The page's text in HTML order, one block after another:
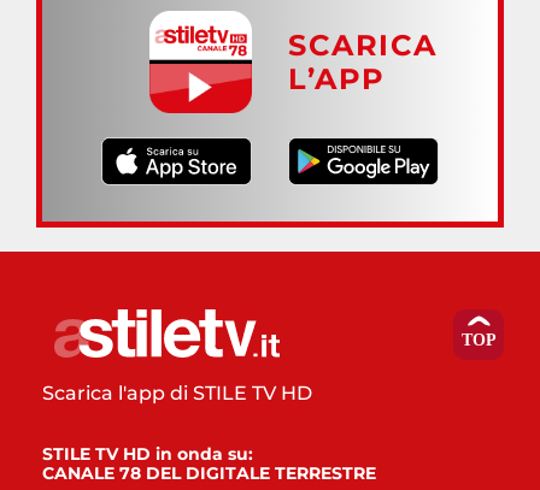
SCARICA
L’APP
Scarica l'app di STILE TV HD
STILE TV HD in onda su:
CANALE 78 DEL DIGITALE TERRESTRE